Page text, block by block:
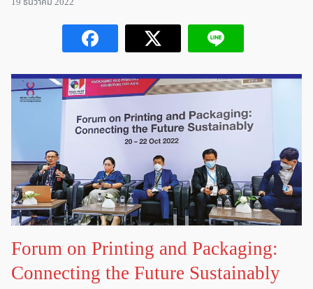
Forum on Printing and Packaging:
Connecting the Future Sustainably